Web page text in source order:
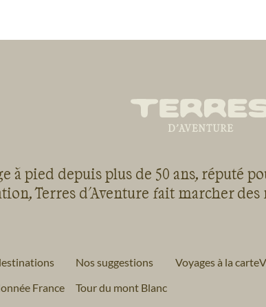
à pied depuis plus de 50 ans, réputé
Terres d'Aventure fait marcher des
France
Nos suggestions
Tour du mont Blanc
Voyages à la carte